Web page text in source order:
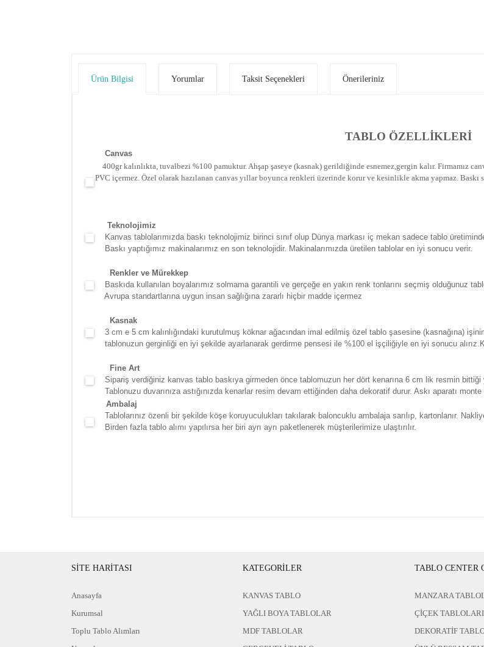
Ürün Bilgisi Yorumlar Taksit Seçenekleri Önerileriniz
TABLO ÖZELLİKLERİ
Canvas
400gr kalınlıkta, tuvalbezi %100 pamuktur. Ahşap şaseye (kasnak) gerildiğinde esnemez,gergin kalır. Firmamız
PVC içermez. Özel olarak hazılanan canvas yıllar boyunca renkleri üzerinde korur ve kesinlikle akma yapmaz. Baskı
Teknolojimiz
Kanvas tablolarımızda baskı teknolojimiz birinci sınıf olup Dünya markası iç mekan sadece tablo
Baskı yaptığımız makinalarımız en son teknolojidir. Makinalarımızda üretilen tablolar en iyi sonucu verir.
Renkler ve Mürekkep
Baskıda kullanılan boyalarımız solmama garantili ve gerçeğe en yakın renk tonlarını seçmiş olduğunuz
Avrupa standartlarına uygun insan sağlığına zararlı hiçbir madde içermez
Kasnak
3 cm e 5 cm kalınlığındaki kurutulmuş köknar ağacından imal edilmiş özel tablo şasesine (kasnağına)
tablonuzun gerginliği en iyi şekilde ayarlanarak gerdirme pensesi ile %100 el işçiliğiyle en iyi sonucu
Fine Art
Sipariş verdiğiniz kanvas tablo baskıya girmeden önce tablomuzun her dört kenarına 6 cm lik resmin bittiği
Tablonuzu duvarınıza astığınızda kenarlar resim devam ettiğinden daha dekoratif durur. Askı aparatı
Ambalaj
Tablolarınız özenli bir şekilde köşe koruyuculukları takılarak baloncuklu ambalaja sarılıp, kartonlanır.
Birden fazla tablo alımı yapılırsa her biri ayrı ayrı paketlenerek müşterilerimize ulaştırılır.
SİTE HARİTASI
Anasayfa
Kurumsal
Toplu Tablo Alımları
KATEGORİLER
KANVAS TABLO
YAĞLI BOYA TABLOLAR
MDF TABLOLAR
TABLO CENTER
MANZARA
ÇİÇEK TABLOLARI
DEKORATİF